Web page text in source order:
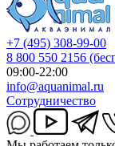
+7 (495) 308-99-00
8 800 550 2156
09:00-22:00
info@aquanimal.ru
Сотрудничество